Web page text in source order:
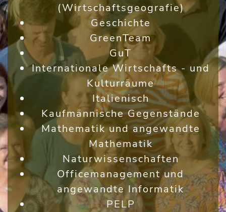
(Wirtschaftsgeografie)
Geschichte
GreenTeam
GuT
Internationale Wirtschafts - und
Kulturräume
Italienisch
Kaufmännische Gegenstände
Mathematik und angewandte
Mathematik
Naturwissenschaften
Officemanagement und
angewandte Informatik
PELP